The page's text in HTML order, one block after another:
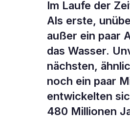
BDW PlusERDE &
Die
Im Laufe der
Als erste,
außer ein paar
das Wasser.
nächsten,
noch ein paar
entwickelten
480 Millionen